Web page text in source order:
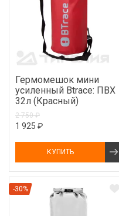
Гермомешок мини
усиленный Btrace: ПВХ
32л (Красный)
2 750 ₽
1 925 ₽
КУПИТЬ
-30%